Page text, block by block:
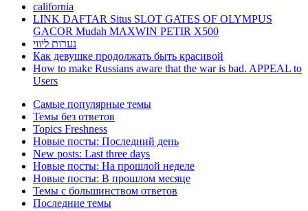
california
LINK DAFTAR Situs SLOT GATES OF OLYMPUS
GACOR Mudah MAXWIN PETIR X500
נערות ליווי
Как девушке продолжать быть красивой
How to make Russians aware that the war is bad. APPEAL to
Users
Самые популярные темы
Темы без ответов
Topics Freshness
Новые посты: Последний день
New posts: Last three days
Новые посты: На прошлой неделе
Новые посты: В прошлом месяце
Темы с большинством ответов
Последние темы